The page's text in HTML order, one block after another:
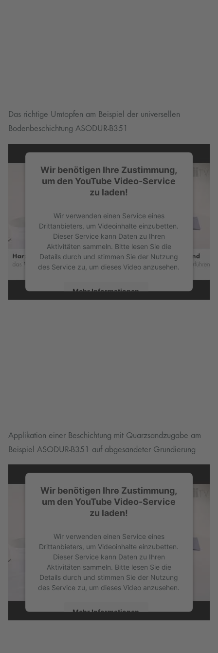
Das richtige Umtopfen am Beispiel der universellen
Bodenbeschichtung ASODUR-B351
Wir benötigen Ihre Zustimmung,
um den YouTube Video-Service
zu laden!
Wir verwenden einen Service eines
Drittanbieters, um Videoinhalte einzubetten.
Dieser Service kann Daten zu Ihren
Aktivitäten sammeln. Bitte lesen Sie die
Details durch und stimmen Sie der Nutzung
des Service zu, um dieses Video anzusehen.
Mehr Informationen
Applikation einer Beschichtung mit Quarzsandzugabe am
Beispiel ASODUR-B351 auf abgesandeter Grundierung
Wir benötigen Ihre Zustimmung,
um den YouTube Video-Service
zu laden!
Wir verwenden einen Service eines
Drittanbieters, um Videoinhalte einzubetten.
Dieser Service kann Daten zu Ihren
Aktivitäten sammeln. Bitte lesen Sie die
Details durch und stimmen Sie der Nutzung
des Service zu, um dieses Video anzusehen.
Mehr Informationen